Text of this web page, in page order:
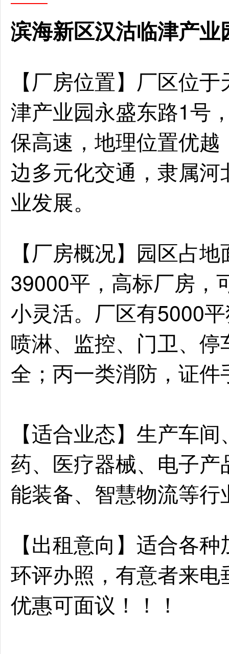
滨海新区汉沽临津产
【厂房位置】厂区位
津产业园永盛东路1号
保高速，地理位置优
边多元化交通，隶属
业发展。
【厂房概况】园区占
39000平，高标厂房，
小灵活。厂区有5000
喷淋、监控、门卫、
全；丙一类消防，证
【适合业态】生产车
药、医疗器械、电子
能装备、智慧物流等行
【出租意向】适合各
环评办照，有意者来
优惠可面议！！！